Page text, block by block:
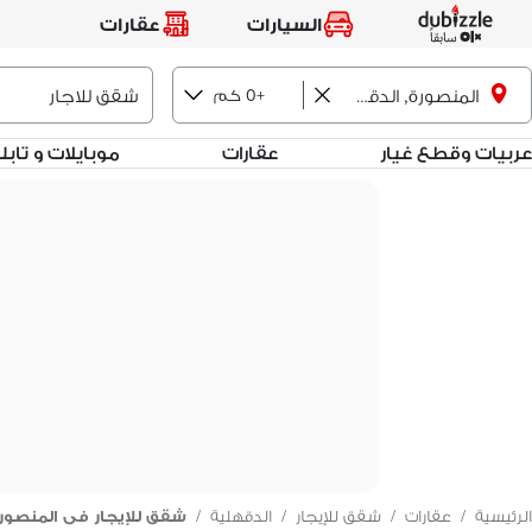
السيارات عقارات
المنصورة, الدقهلية +0 كم
عربيات وقطع غيار عقارات موبايلات و
الرئيسية / عقارات / شقق للإيجار / الدقهلية / شقق للإيجار فى